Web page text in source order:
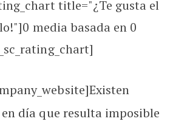
title="¿Te gusta el
0 media basada en 0
día que resulta imposible